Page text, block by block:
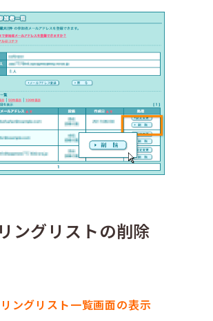
ングリストの削除
ングリスト一覧画面の表示